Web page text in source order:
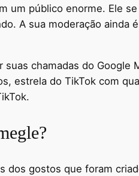
um público enorme. Ele
A sua moderação
chamadas do
estrela do TikTok com
dos gostos que foram